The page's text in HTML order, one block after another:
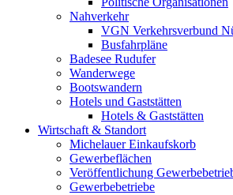
Nahverkehr
VGN Verkehrsverbund
Busfahrpläne
Badesee Rudufer
Wanderwege
Bootswandern
Hotels und Gaststätten
Hotels & Gaststätten
Wirtschaft & Standort
Michelauer Einkaufskorb
Gewerbeflächen
Veröffentlichung
Gewerbebetriebe